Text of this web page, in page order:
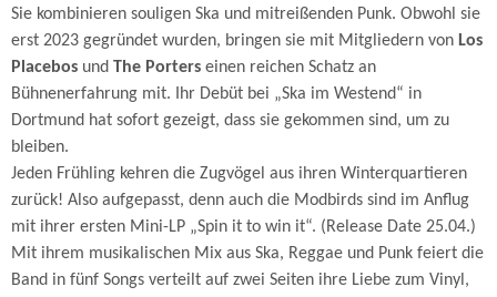
Sie kombinieren souligen Ska und mitreißenden Punk. Obwohl sie
erst 2023 gegründet wurden, bringen sie mit Mitgliedern von Los
Placebos und The Porters einen reichen Schatz an
Bühnenerfahrung mit. Ihr Debüt bei „Ska im Westend“ in
Dortmund hat sofort gezeigt, dass sie gekommen sind, um zu
bleiben.
Jeden Frühling kehren die Zugvögel aus ihren Winterquartieren
zurück! Also aufgepasst, denn auch die Modbirds sind im Anflug
mit ihrer ersten Mini-LP „Spin it to win it“. (Release Date 25.04.)
Mit ihrem musikalischen Mix aus Ska, Reggae und Punk feiert die
Band in fünf Songs verteilt auf zwei Seiten ihre Liebe zum Vinyl,